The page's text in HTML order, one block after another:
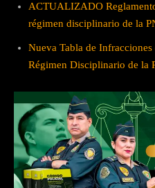
ACTUALIZADO
régimen disciplinario de la
Nueva Tabla de
Régimen Disciplinario de la